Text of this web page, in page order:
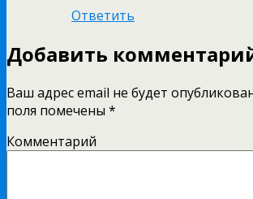
Ответить
Добавить
Ваш адрес email не будет
поля помечены *
Комментарий